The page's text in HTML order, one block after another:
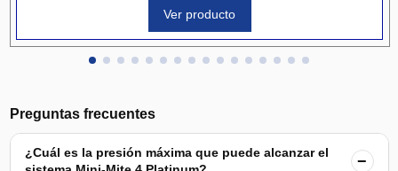
Ver producto
Preguntas frecuentes
¿Cuál es la presión máxima que puede alcanzar el
−